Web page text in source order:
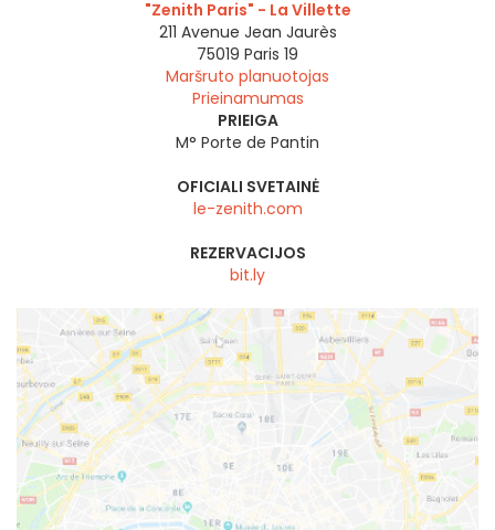
"Zenith Paris" - La Villette
211 Avenue Jean Jaurès
75019 Paris 19
Maršruto planuotojas
Prieinamumas
PRIEIGA
M° Porte de Pantin
OFICIALI SVETAINĖ
le-zenith.com
REZERVACIJOS
bit.ly